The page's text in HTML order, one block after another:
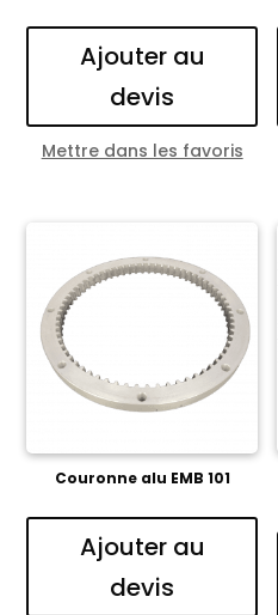
Ajouter au
devis
Mettre dans les favoris
Couronne alu EMB 101
Ajouter au
devis